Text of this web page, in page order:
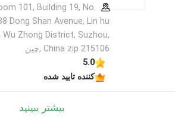
101, Building 19, No.
Dong Shan Avenue, Lin hu
Wu Zhong District, Suzhou,
China zip 215106 ,چین
5.0
کننده تایید شده
بیشتر ببینید